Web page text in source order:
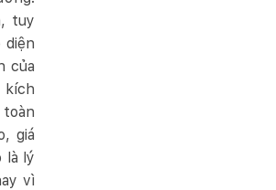
tuy
diện
của
kích
giá
là lý
vì